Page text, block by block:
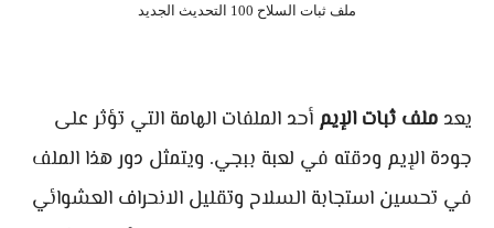
ملف ثبات السلاح 100 التحديث الجديد
يعد ملف ثبات الإيم أحد الملفات الهامة التي تؤثر على
جودة الإيم ودقته في لعبة ببجي. ويتمثل دور هذا الملف
في تحسين استجابة السلاح وتقليل الانحراف العشوائي